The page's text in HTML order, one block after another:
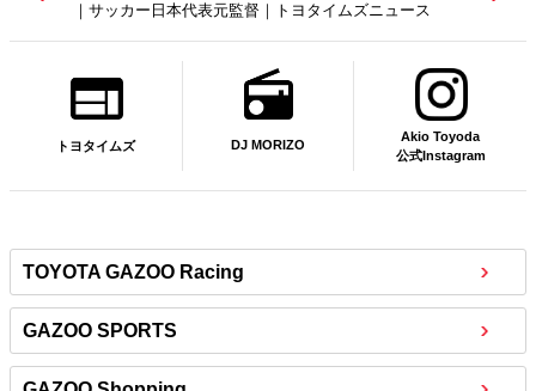
映像作品に？従業員たちの涙の理由は…｜トヨタイムズ
トヨタイムズ DJ MORIZO
Akio Toyoda
公式Instagram
TOYOTA GAZOO Racing
GAZOO SPORTS